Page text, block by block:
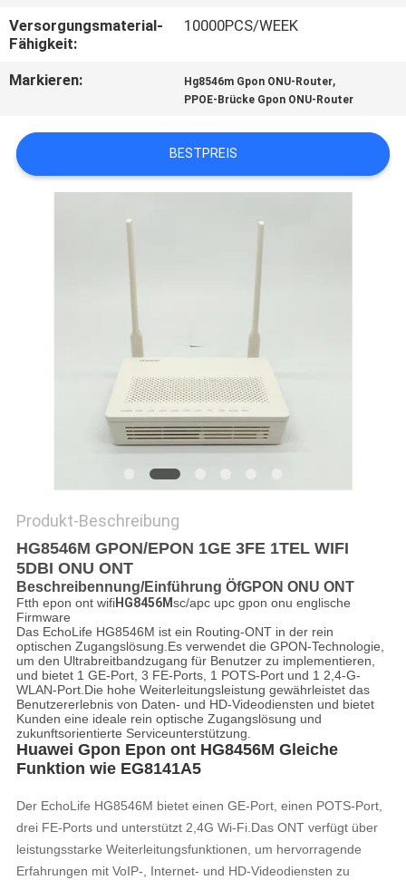
IN
VERBINDUNG
FORDERN
SIE
EIN
Versorgungsmaterial-
Fähigkeit:
10000PCS/WEEK
Markieren: Hg8546m Gpon ONU-Router,
PPOE-Brücke Gpon ONU-Router
BESTPREIS
Produkt-Beschreibung
HG8546M GPON/EPON 1GE 3FE 1TEL WIFI
5DBI ONU ONT
Beschreibennung/Einführung ÖfGPON ONU ONT
Ftth epon ont wifiHG8456Msc/apc upc gpon onu englische
Firmware
Das EchoLife HG8546M ist ein Routing-ONT in der rein
optischen Zugangslösung.Es verwendet die GPON-Technologie,
um den Ultrabreitbandzugang für Benutzer zu implementieren,
und bietet 1 GE-Port, 3 FE-Ports, 1 POTS-Port und 1 2,4-G-
WLAN-Port.Die hohe Weiterleitungsleistung gewährleistet das
Benutzererlebnis von Daten- und HD-Videodiensten und bietet
Kunden eine ideale rein optische Zugangslösung und
zukunftsorientierte Serviceunterstützung.
Huawei Gpon Epon ont HG8456M Gleiche
Funktion wie EG8141A5
Der EchoLife HG8546M bietet einen GE-Port, einen POTS-Port,
drei FE-Ports und unterstützt 2,4G Wi-Fi.Das ONT verfügt über
leistungsstarke Weiterleitungsfunktionen, um hervorragende
Erfahrungen mit VoIP-, Internet- und HD-Videodiensten zu